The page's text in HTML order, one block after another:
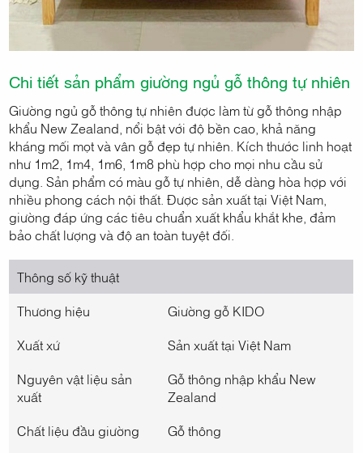
Chi tiết sản phẩm giường ngủ gỗ thông tự nhiên
Giường ngủ gỗ thông tự nhiên được làm từ gỗ thông nhập
khẩu New Zealand, nổi bật với độ bền cao, khả năng
kháng mối mọt và vân gỗ đẹp tự nhiên. Kích thước linh hoạt
như 1m2, 1m4, 1m6, 1m8 phù hợp cho mọi nhu cầu sử
dụng. Sản phẩm có màu gỗ tự nhiên, dễ dàng hòa hợp với
nhiều phong cách nội thất. Được sản xuất tại Việt Nam,
giường đáp ứng các tiêu chuẩn xuất khẩu khắt khe, đảm
bảo chất lượng và độ an toàn tuyệt đối.
Thông số kỹ thuật
Thương hiệu
Giường gỗ KIDO
Xuất xứ
Sản xuất tại Việt Nam
Nguyên vật liệu sản
xuất
Gỗ thông nhập khẩu New
Zealand
Chất liệu đầu giường
Gỗ thông